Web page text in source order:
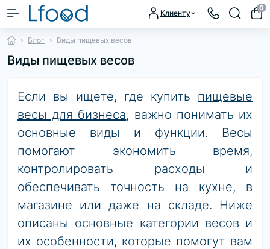
Клиенту
0
Блог Виды пищевых весов
Виды пищевых весов
Если вы ищете, где купить пищевые
весы для бизнеса, важно понимать их
основные виды и функции. Весы
помогают экономить время,
контролировать расходы и
обеспечивать точность на кухне, в
магазине или даже на складе. Ниже
описаны основные категории весов и
их особенности, которые помогут вам